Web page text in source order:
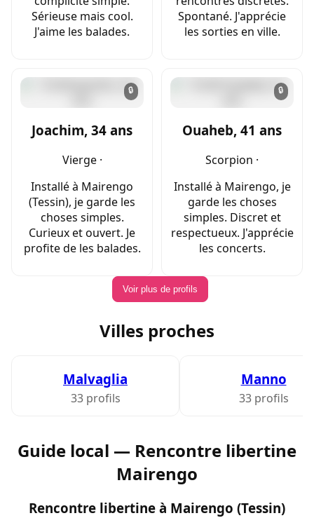
Sérieuse mais cool.
J'aime les balades.
Spontané. J'apprécie
les sorties en ville.
🔒
Joachim, 34 ans
Vierge ·
Installé à Mairengo
(Tessin), je garde les
choses simples.
Curieux et ouvert. Je
profite de les balades.
🔒
Ouaheb, 41 ans
Scorpion ·
Installé à Mairengo, je
garde les choses
simples. Discret et
respectueux. J'apprécie
les concerts.
Voir plus de profils
Villes proches
Malvaglia
33 profils
Manno
33 profils
Guide local — Rencontre libertine
Mairengo
Rencontre libertine à Mairengo (Tessin)